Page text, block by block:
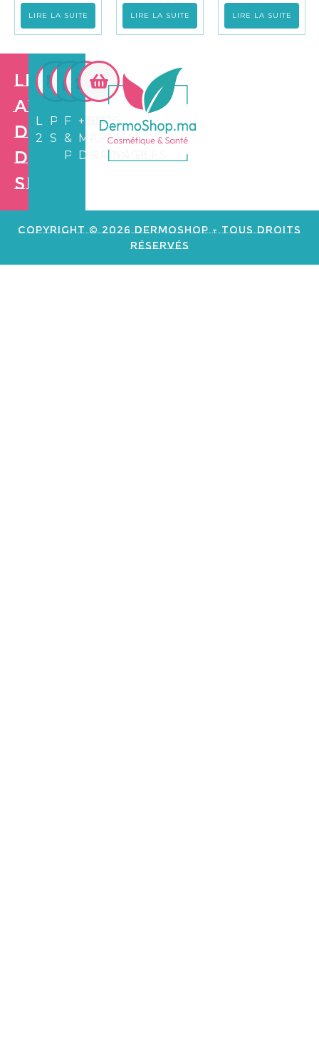
LIRE LA SUITE LIRE LA SUITE LIRE LA SUITE
Les
avantages
de
Dermo
Shop
LIVRAISON
24/72H
PAIEMENT
SÉCURISÉ
FIDÉLITÉ
&
PARRAINAGE
+3.500
MARCHANDS
DISPONIBLES
Copyright © 2026 Dermoshop - Tous Droits
Réservés